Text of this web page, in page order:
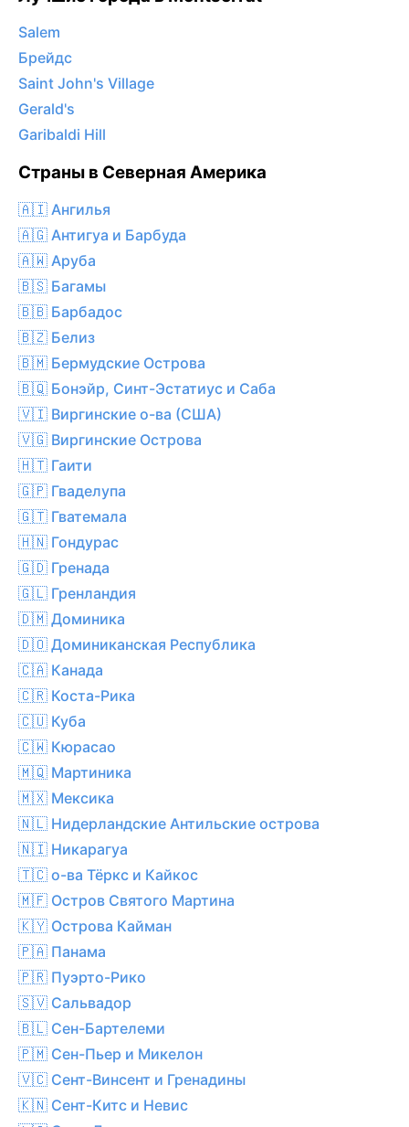
Salem
Брейдс
Saint John's Village
Gerald's
Garibaldi Hill
Страны в Северная Америка
🇦🇮 Ангилья
🇦🇬 Антигуа и Барбуда
🇦🇼 Аруба
🇧🇸 Багамы
🇧🇧 Барбадос
🇧🇿 Белиз
🇧🇲 Бермудские Острова
🇧🇶 Бонэйр, Синт-Эстатиус и Саба
🇻🇮 Виргинские о-ва (США)
🇻🇬 Виргинские Острова
🇭🇹 Гаити
🇬🇵 Гваделупа
🇬🇹 Гватемала
🇭🇳 Гондурас
🇬🇩 Гренада
🇬🇱 Гренландия
🇩🇲 Доминика
🇩🇴 Доминиканская Республика
🇨🇦 Канада
🇨🇷 Коста-Рика
🇨🇺 Куба
🇨🇼 Кюрасао
🇲🇶 Мартиника
🇲🇽 Мексика
🇳🇱 Нидерландские Антильские острова
🇳🇮 Никарагуа
🇹🇨 о-ва Тёркс и Кайкос
🇲🇫 Остров Святого Мартина
🇰🇾 Острова Кайман
🇵🇦 Панама
🇵🇷 Пуэрто-Рико
🇸🇻 Сальвадор
🇧🇱 Сен-Бартелеми
🇵🇲 Сен-Пьер и Микелон
🇻🇨 Сент-Винсент и Гренадины
🇰🇳 Сент-Китс и Невис